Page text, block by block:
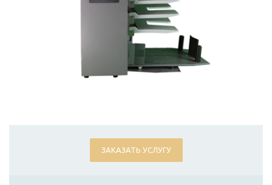
ЗАКАЗАТЬ УСЛУГУ